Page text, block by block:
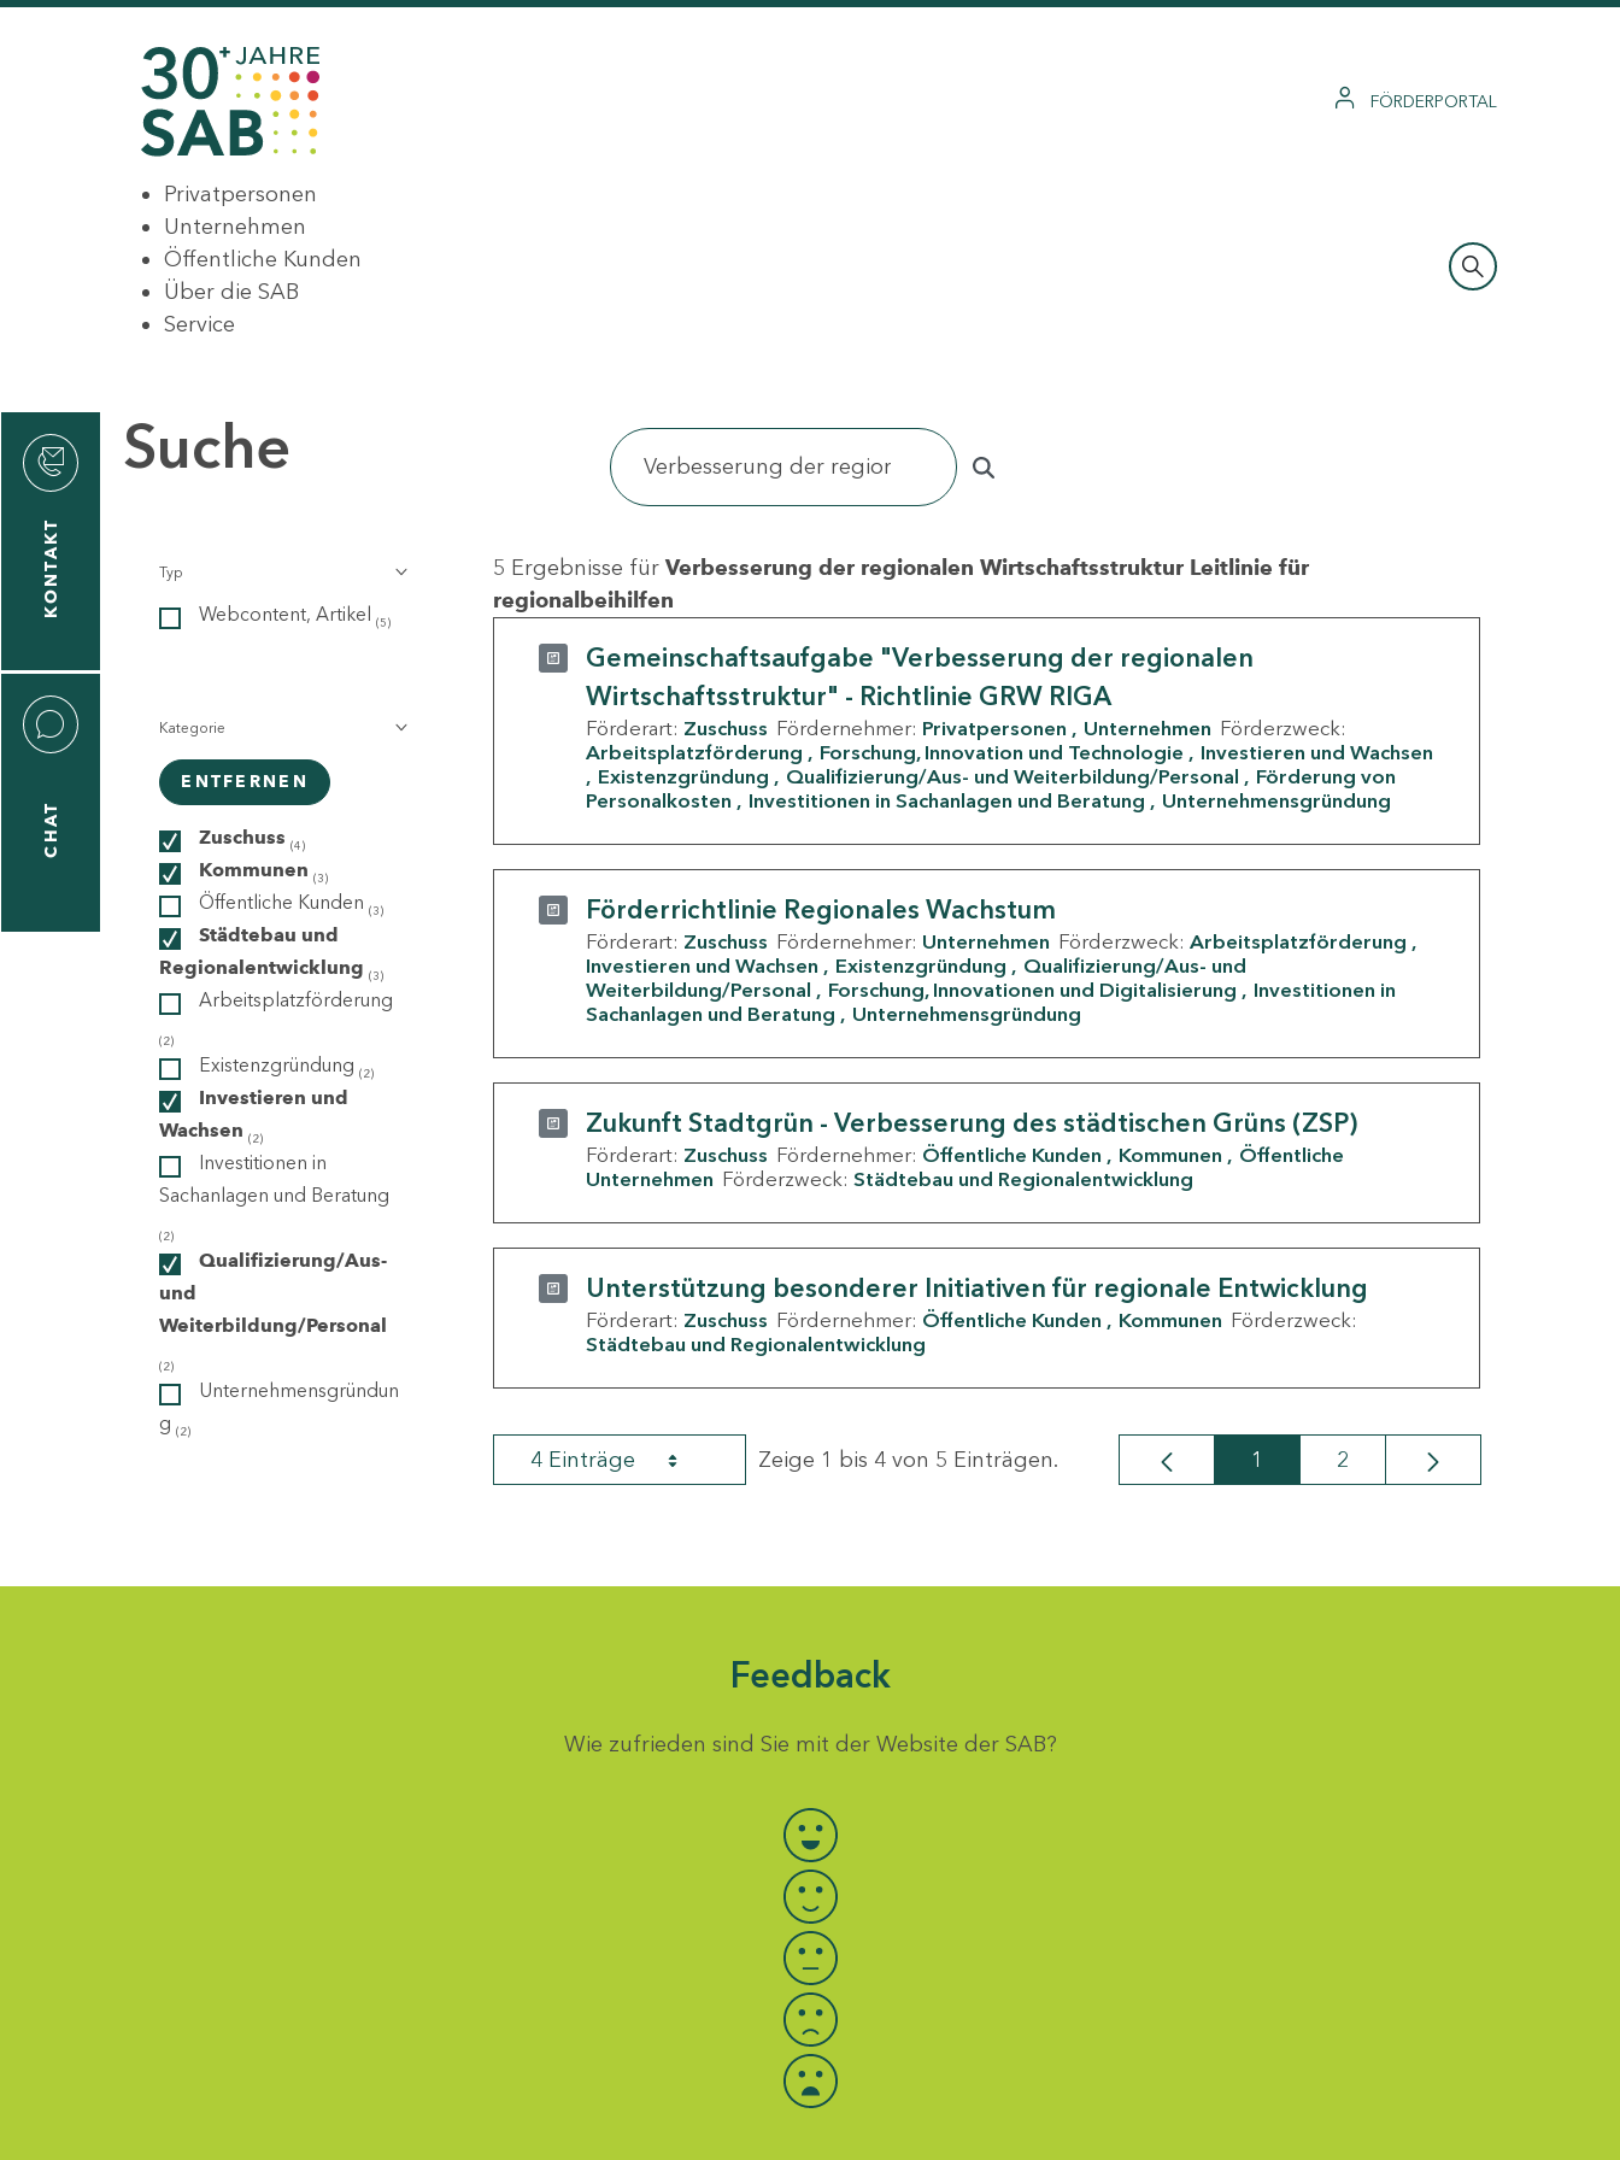
FÖRDERPORTAL
Privatpersonen
Unternehmen
Öffentliche Kunden
Über die SAB
Service
KONTAKT
CHAT
Suche
Typ
Webcontent, Artikel (5)
Kategorie
ENTFERNEN
Zuschuss (4)
Kommunen (3)
Öffentliche Kunden (3)
Städtebau und
Regionalentwicklung (3)
Arbeitsplatzförderung
(2)
Existenzgründung (2)
Investieren und
Wachsen (2)
Investitionen in
Sachanlagen und Beratung
(2)
Qualifizierung/Aus-
und
Weiterbildung/Personal
(2)
Unternehmensgründun
g (2)
5 Ergebnisse für Verbesserung der regionalen Wirtschaftsstruktur Leitlinie für
regionalbeihilfen
Gemeinschaftsaufgabe "Verbesserung der regionalen
Wirtschaftsstruktur" - Richtlinie GRW RIGA
Förderart: Zuschuss Fördernehmer: Privatpersonen Unternehmen Förderzweck:
Arbeitsplatzförderung
Forschung, Innovation und Technologie
Investieren und Wachsen
Existenzgründung
Qualifizierung/Aus- und Weiterbildung/Personal
Förderung von
Personalkosten
Investitionen in Sachanlagen und Beratung Unternehmensgründung
Förderrichtlinie Regionales Wachstum
Förderart: Zuschuss Fördernehmer: Unternehmen Förderzweck: Arbeitsplatzförderung
Investieren und Wachsen
Existenzgründung
Qualifizierung/Aus- und
Weiterbildung/Personal
Forschung, Innovationen und Digitalisierung
Investitionen in
Sachanlagen und Beratung
Unternehmensgründung
Zukunft Stadtgrün - Verbesserung des städtischen Grüns (ZSP)
Förderart: Zuschuss Fördernehmer: Öffentliche Kunden Kommunen
Öffentliche
Unternehmen Förderzweck: Städtebau und Regionalentwicklung
Unterstützung besonderer Initiativen für regionale Entwicklung
Förderart: Zuschuss Fördernehmer: Öffentliche Kunden Kommunen Förderzweck:
Städtebau und Regionalentwicklung
4 Einträge Zeige 1 bis 4 von 5 Einträgen. Seite
1 Seite
2
Feedback
Wie zufrieden sind Sie mit der Website der SAB?
Bewertung auswählen